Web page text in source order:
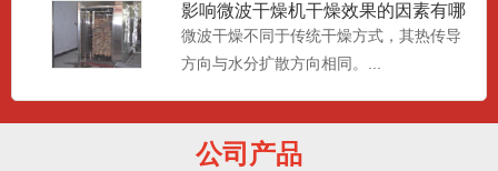
影响微波干燥机干燥效果的因素有哪
些?
微波干燥不同于传统干燥方式，其热传导
方向与水分扩散方向相同。...
公司产品
...